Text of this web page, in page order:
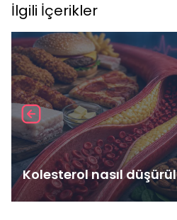
İlgili İçerikler
Kolesterol nasıl